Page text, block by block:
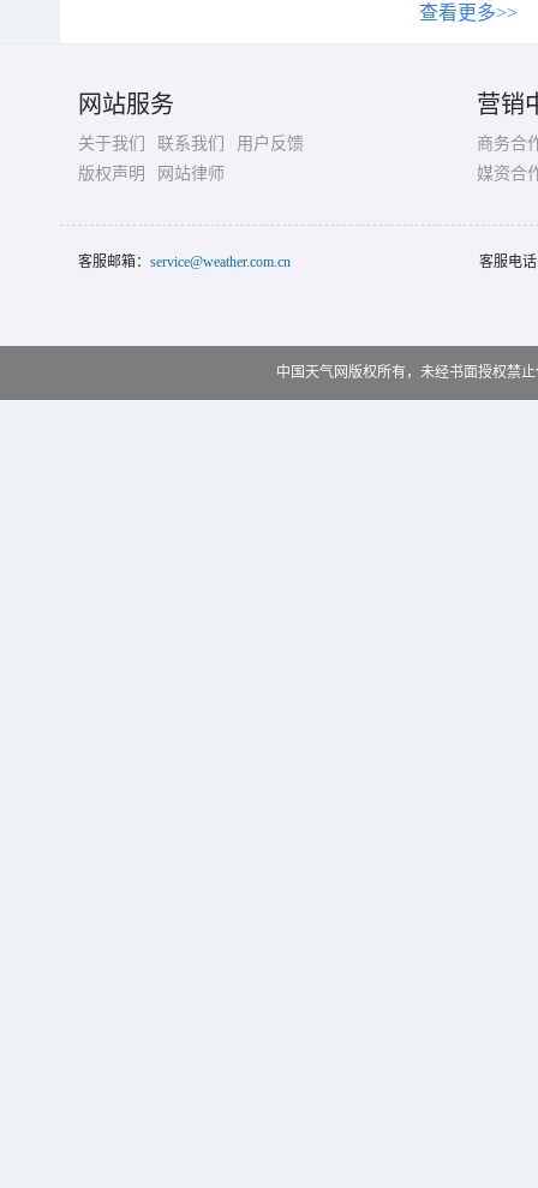
查看更多>>
网站服务
关于我们 联系我们
用户反馈
版权声明
网站律师
营销
商务合
媒资合
客服邮箱： service@weather.com.cn 客服电
中国天气网版权所有，未经书面授权